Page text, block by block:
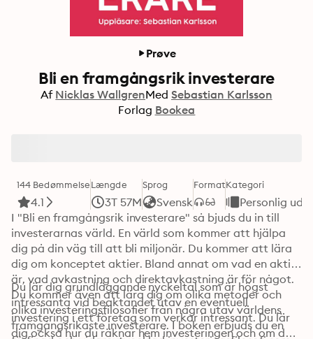
Prøve
Bli en framgångsrik investerare
Af Nicklas WallgrenMed Sebastian Karlsson
Forlag Bookea
144 Bedømmelse
4.1
Længde
3T 57M
Sprog
Svensk
FormatKategori
Personlig
I "Bli en framgångsrik investerare" så bjuds du in till
investerarnas värld. En värld som kommer att hjälpa
dig på din väg till att bli miljonär. Du kommer att lära
dig om konceptet aktier. Bland annat om vad en aktie
är, vad avkastning och direktavkastning är för något.
Du kommer även att lära dig om olika metoder och
olika investeringsfilosofier från några utav världens
framgångsrikaste investerare. I boken erbjuds du en
Du lär dig grundläggande nyckeltal som är högst
intressanta vid beaktandet utav en eventuell
investering i ett företag som verkar intressant. Du lär
dig också hur du räknar hem investeringen och om det